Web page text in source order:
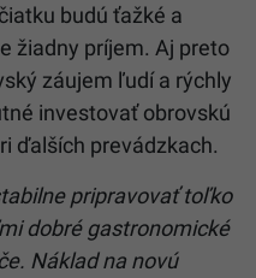
budú ťažké a
žiadny príjem. Aj preto
záujem ľudí a rýchly
investovať obrovskú
ďalších prevádzkach.
pripravovať toľko
dobré gastronomické
Náklad na novú